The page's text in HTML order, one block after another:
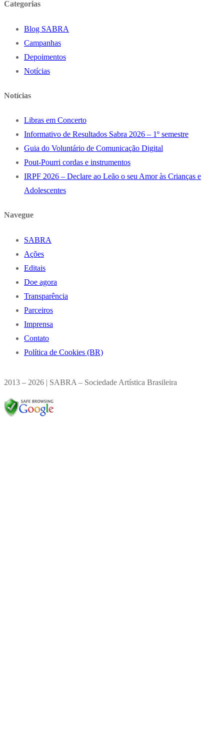
Categorias
Blog SABRA
Campanhas
Depoimentos
Notícias
Notícias
Libras em Concerto
Informativo de Resultados Sabra 2026 – 1º semestre
Guia do Voluntário de Comunicação Digital
Pout-Pourri cordas e instrumentos
IRPF 2026 – Declare ao Leão o seu Amor às Crianças e
Adolescentes
Navegue
SABRA
Ações
Editais
Doe agora
Transparência
Parceiros
Imprensa
Contato
Política de Cookies (BR)
2013 – 2026 | SABRA – Sociedade Artística Brasileira